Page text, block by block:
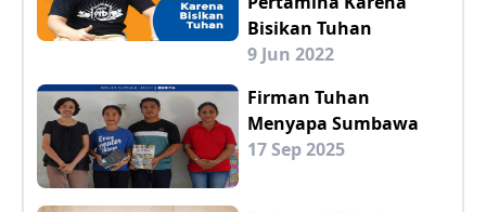
Bisikan Tuhan
9 Jun 2022
Firman Tuhan
Menyapa Sumbawa
17 Sep 2025